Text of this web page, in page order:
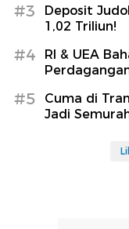
#3
Deposit
1,02 Triliun!
#4
RI & UEA
#5
Cuma di
Jadi